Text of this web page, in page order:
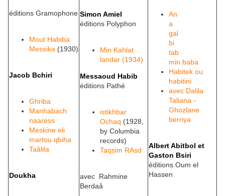
éditions Gramophone
Mout Habiba
Messika (1930)
Jacob Bchiri
Ghriba
Manhabach
naaress
Meskine eli
martou qbiha
Taâlila
Doukha
Simon Amiel
éditions Polyphon
Min Kahlat
landar (1934)
Messaoud Habib
éditions Pathé
istikhbar
Ochaq (1928,
by Columbia
records)
Taqsim RAsd
avec Rahmine
Berdaâ
An
a
gal
bi
tab
min baba
Habitek ou
habitini
avec Dalila
Taliana -
Ghozlane
berriya
Albert Abitbol et
Gaston Bsiri
éditions Oum el
Hassen